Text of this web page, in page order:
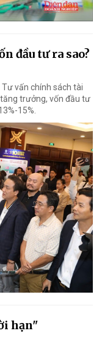
đầu tư ra sao?
vấn chính sách tài
trưởng, vốn đầu tư
15%.
hạn"